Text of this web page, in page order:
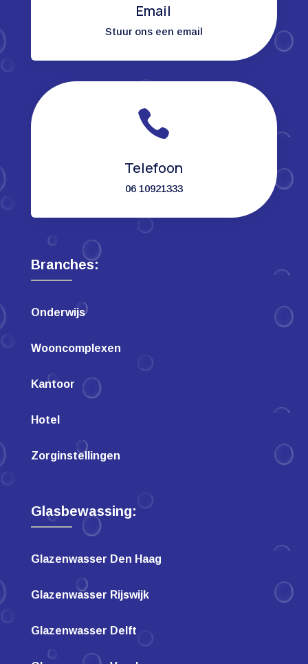
Email
Stuur ons een email

Telefoon
06 10921333
Branches:
Onderwijs
Wooncomplexen
Kantoor
Hotel
Zorginstellingen
Glasbewassing:
Glazenwasser Den Haag
Glazenwasser Rijswijk
Glazenwasser Delft